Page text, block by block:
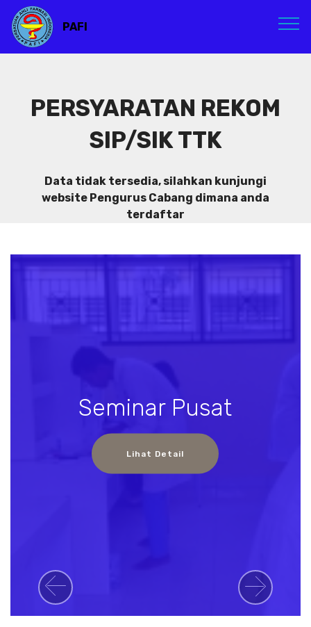
PAFI
PERSYARATAN REKOM
SIP/SIK TTK
Data tidak tersedia, silahkan kunjungi
website Pengurus Cabang dimana anda
terdaftar
Seminar Pusat
Lihat Detail
Previous Next